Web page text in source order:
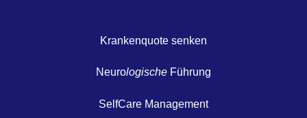
Krankenquote senken
Neurologische Führung
SelfCare Management